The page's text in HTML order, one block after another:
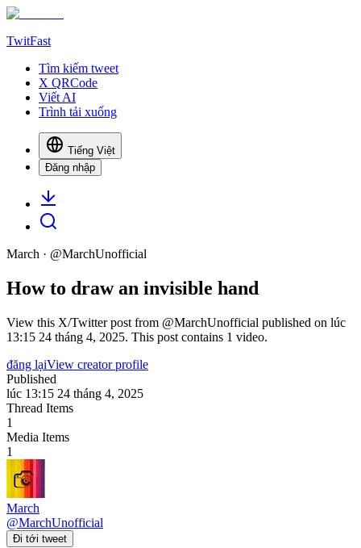
TwitFast
Tìm kiếm tweet
X QRCode
Viết AI
Trình tải xuống
Tiếng Việt
Đăng nhập
March · @MarchUnofficial
How to draw an invisible hand
View this X/Twitter post from @MarchUnofficial published on lúc
13:15 24 tháng 4, 2025. This post contains 1 video.
đăng lạiView creator profile
Published
lúc 13:15 24 tháng 4, 2025
Thread Items
1
Media Items
1
March
@MarchUnofficial
Đi tới tweet